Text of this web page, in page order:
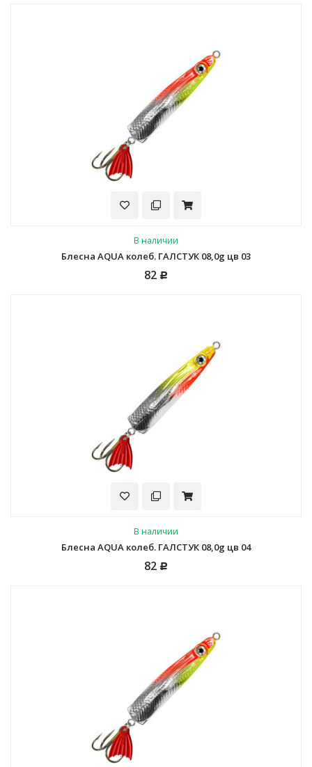
В наличии
Блесна AQUA колеб. ГАЛСТУК 08,0g цв 03
82 Р
В наличии
Блесна AQUA колеб. ГАЛСТУК 08,0g цв 04
82 Р